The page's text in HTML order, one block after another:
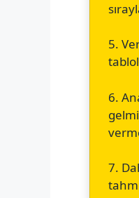
5.
6.
7.